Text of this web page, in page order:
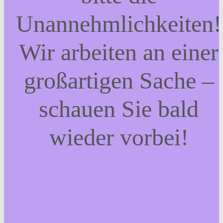
Unannehmlichkeiten!
Wir arbeiten an einer
großartigen Sache –
schauen Sie bald
wieder vorbei!